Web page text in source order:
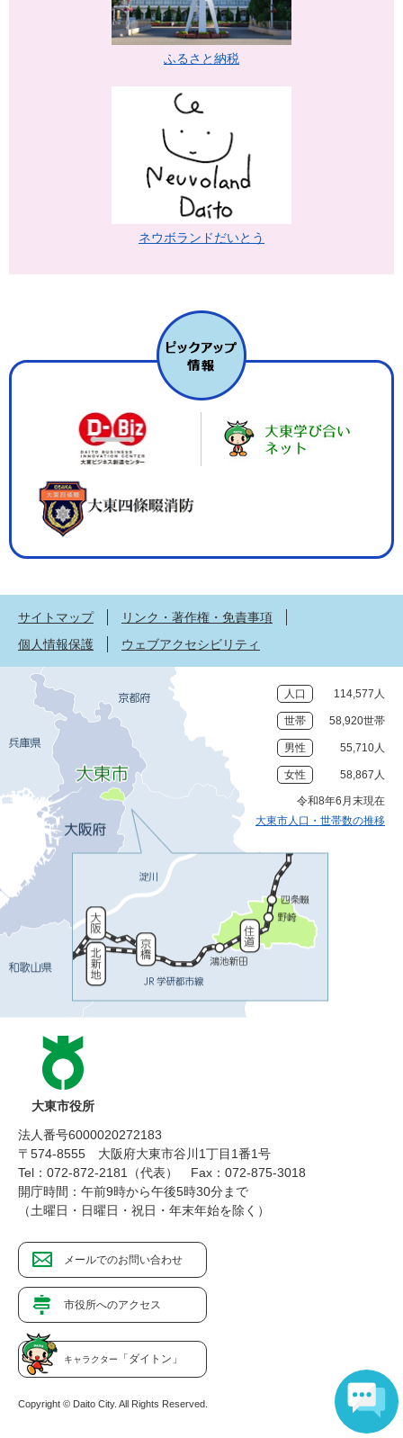
ふるさと納税
ネウボランドだいとう
サイトマップ
リンク・著作権・免責事項
個人情報保護
ウェブアクセシビリティ
人口 114,577人
世帯 58,920世帯
男性 55,710人
女性 58,867人
令和8年6月末現在
大東市人口・世帯数の推移
大東市役所
法人番号6000020272183
〒574-8555 大阪府大東市谷川1丁目1番1号
Tel：072-872-2181（代表）
Fax：072-875-3018
開庁時間：午前9時から午後5時30分まで
（土曜日・日曜日・祝日・年末年始を除く）
メールでのお問い合わせ
市役所へのアクセス
キャラクター 「ダイトン」
Copyright © Daito City. All Rights Reserved.